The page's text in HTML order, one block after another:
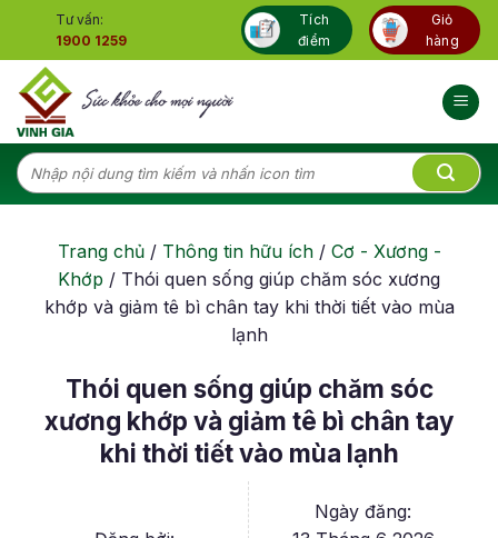
content
Tư vấn:
1900 1259
Tích
điểm
Giỏ
hàng
Tìm
kiếm:
Trang chủ/ Thông tin hữu ích/ Cơ - Xương -
Khớp / Thói quen sống giúp chăm sóc xương
khớp và giảm tê bì chân tay khi thời tiết vào mùa
lạnh
Thói quen sống giúp chăm sóc
xương khớp và giảm tê bì chân tay
khi thời tiết vào mùa lạnh
Ngày đăng: